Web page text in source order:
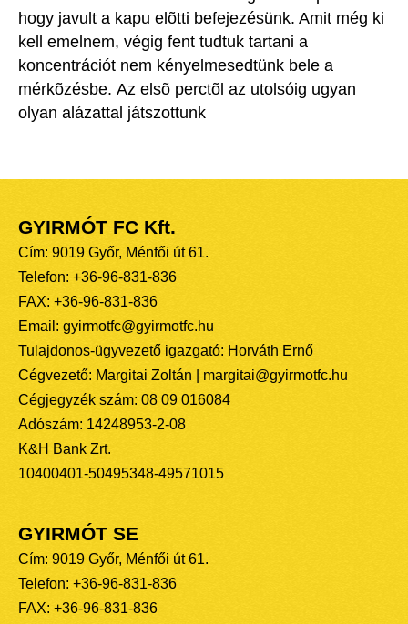
hogy javult a kapu elõtti befejezésünk. Amit még ki
kell emelnem, végig fent tudtuk tartani a
koncentrációt nem kényelmesedtünk bele a
mérkõzésbe. Az elsõ perctõl az utolsóig ugyan
olyan alázattal játszottunk
GYIRMÓT FC Kft.
Cím: 9019 Győr, Ménfői út 61.
Telefon: +36-96-831-836
FAX: +36-96-831-836
Email: gyirmotfc@gyirmotfc.hu
Tulajdonos-ügyvezető igazgató: Horváth Ernő
Cégvezető: Margitai Zoltán | margitai@gyirmotfc.hu
Cégjegyzék szám: 08 09 016084
Adószám: 14248953-2-08
K&H Bank Zrt.
10400401-50495348-49571015
GYIRMÓT SE
Cím: 9019 Győr, Ménfői út 61.
Telefon: +36-96-831-836
FAX: +36-96-831-836